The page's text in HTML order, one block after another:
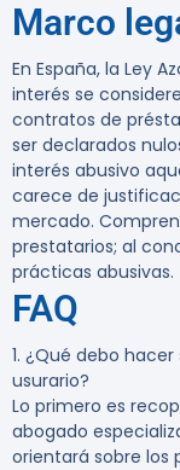
Marco
En España, la Ley
interés se
contratos de
ser declarados
interés abusivo
carece de
mercado.
prestatarios; al
prácticas abusivas.
FAQ
1. ¿Qué debo
usurario?
Lo primero es
abogado
orientará sobre los